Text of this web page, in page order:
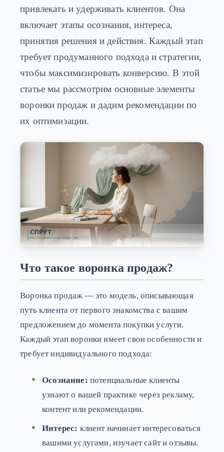
привлекать и удерживать клиентов. Она
включает этапы осознания, интереса,
принятия решения и действия. Каждый этап
требует продуманного подхода и стратегии,
чтобы максимизировать конверсию. В этой
статье мы рассмотрим основные элементы
воронки продаж и дадим рекомендации по
их оптимизации.
Что такое воронка продаж?
Воронка продаж — это модель, описывающая
путь клиента от первого знакомства с вашим
предложением до момента покупки услуги.
Каждый этап воронки имеет свои особенности и
требует индивидуального подхода:
Осознание: потенциальные клиенты
узнают о вашей практике через рекламу,
контент или рекомендации.
Интерес: клиент начинает интересоваться
вашими услугами, изучает сайт и отзывы.